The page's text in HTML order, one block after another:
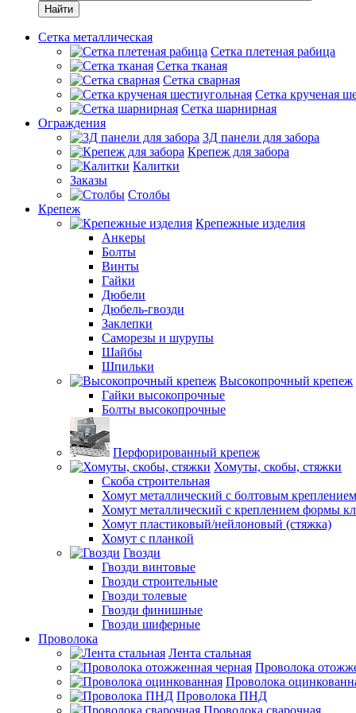
Найти
Сетка металлическая
Сетка плетеная рабица
Сетка тканая
Сетка сварная
Сетка крученая
Сетка шарнирная
Ограждения
3Д панели для забора
Крепеж для забора
Калитки
Заказы
Столбы
Крепеж
Крепежные изделия
Анкеры
Болты
Винты
Гайки
Дюбели
Дюбель-гвозди
Заклепки
Саморезы и шурупы
Шайбы
Шпильки
Высокопрочный крепеж
Гайки высокопрочные
Болты высокопрочные
Перфорированный крепеж
Хомуты, скобы, стяжки
Скоба строительная
Хомут металлический с болтовым креплением
Хомут металлический с креплением формы
Хомут пластиковый/нейлоновый (стяжка)
Хомут с планкой
Гвозди
Гвозди винтовые
Гвозди строительные
Гвозди толевые
Гвозди финишные
Гвозди шиферные
Проволока
Лента стальная
Проволока
Проволока
Проволока ПНД
Проволока сварочная